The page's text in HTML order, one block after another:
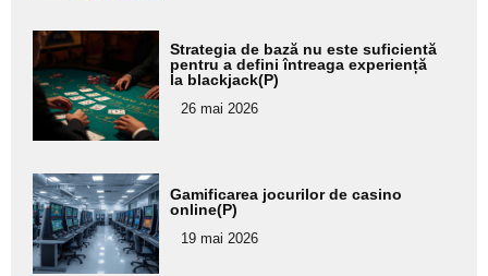
Adaugă
aici textul
pentru
subtitlu
Strategia de bază nu este suficientă
pentru a defini întreaga experiență
la blackjack(P)
26 mai 2026
Adaugă
aici textul
pentru
subtitlu
Gamificarea jocurilor de casino
online(P)
19 mai 2026